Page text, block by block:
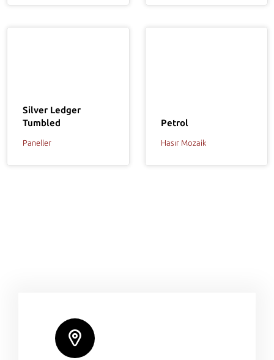
Silver Ledger
Tumbled
Paneller
Petrol
Hasır Mozaik